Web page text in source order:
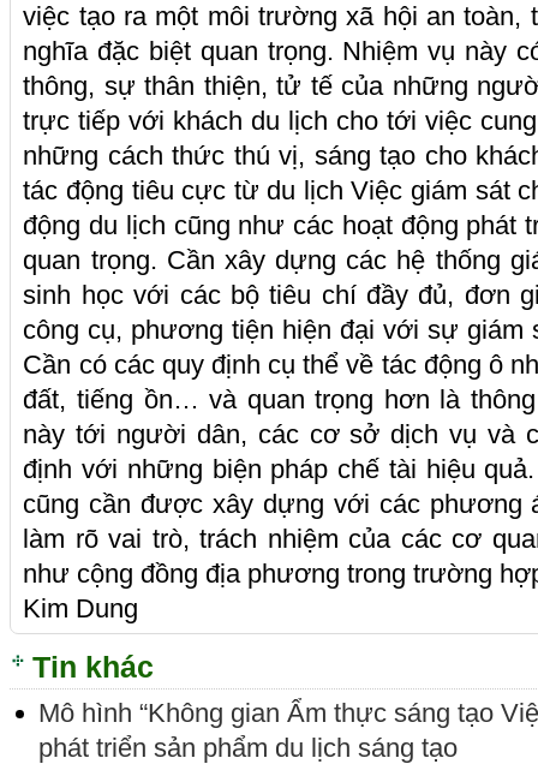
việc tạo ra một môi trường xã hội an toàn,
nghĩa đặc biệt quan trọng. Nhiệm vụ này
thông, sự thân thiện, tử tế của những
trực tiếp với khách du lịch cho tới việc
những cách thức thú vị, sáng tạo cho
tác động tiêu cực từ du lịch Việc giám sát
động du lịch cũng như các hoạt động phát
quan trọng. Cần xây dựng các hệ thống
sinh học với các bộ tiêu chí đầy đủ, đơn
công cụ, phương tiện hiện đại với sự giám
Cần có các quy định cụ thể về tác động ô
đất, tiếng ồn… và quan trọng hơn là
này tới người dân, các cơ sở dịch vụ và
định với những biện pháp chế tài hiệu
cũng cần được xây dựng với các phương
làm rõ vai trò, trách nhiệm của các cơ
như cộng đồng địa phương trong trường
Kim Dung
Tin khác
Mô hình “Không gian Ẩm thực sáng tạo
phát triển sản phẩm du lịch sáng tạo